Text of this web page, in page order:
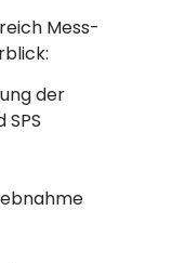
Mess-
der